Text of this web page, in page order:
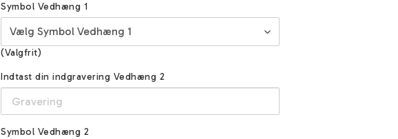
Symbol Vedhæng 1
(Valgfrit)
Indtast din indgravering Vedhæng 2
Symbol Vedhæng 2